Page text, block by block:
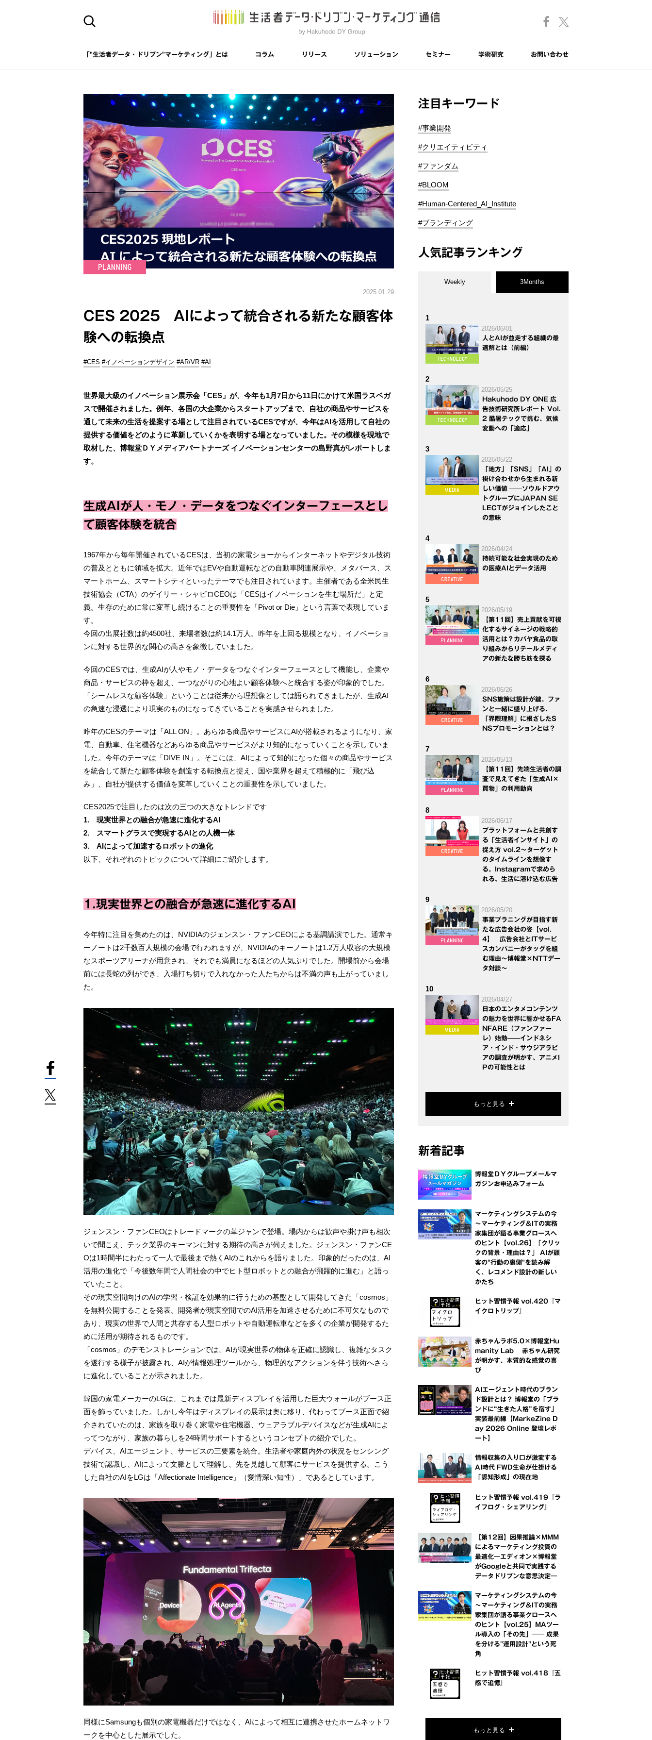
「"生活者データ・ドリブン"マーケティング」とは コラム リリース ソリューション セミナー 学術研究 お問い合わせ
2025.01.29
CES 2025 AIによって統合される新たな顧客体
験への転換点
#CES #イノベーションデザイン #AR/VR #AI
世界最大級のイノベーション展示会「CES」が、今年も1月7日から11日にかけて米国ラスベガ
スで開催されました。例年、各国の大企業からスタートアップまで、自社の商品やサービスを
通して未来の生活を提案する場として注目されているCESですが、今年はAIを活用して自社の
提供する価値をどのように革新していくかを表明する場となっていました。その模様を現地で
取材した、博報堂ＤＹメディアパートナーズ イノベーションセンターの島野真がレポートしま
す。
生成AIが人・モノ・データをつなぐインターフェースとし
て顧客体験を統合
1967年から毎年開催されているCESは、当初の家電ショーからインターネットやデジタル技術
の普及とともに領域を拡大。近年ではEVや自動運転などの自動車関連展示や、メタバース、ス
マートホーム、スマートシティといったテーマでも注目されています。主催者である全米民生
技術協会（CTA）のゲイリー・シャピロCEOは「CESはイノベーションを生む場所だ」と定
義。生存のために常に変革し続けることの重要性を「Pivot or Die」という言葉で表現していま
す。
今回の出展社数は約4500社、来場者数は約14.1万人。昨年を上回る規模となり、イノベーショ
ンに対する世界的な関心の高さを象徴していました。
今回のCESでは、生成AIが人やモノ・データをつなぐインターフェースとして機能し、企業や
商品・サービスの枠を超え、一つながりの心地よい顧客体験へと統合する姿が印象的でした。
「シームレスな顧客体験」ということは従来から理想像としては語られてきましたが、生成AI
の急速な浸透により現実のものになってきていることを実感させられました。
昨年のCESのテーマは「ALL ON」。あらゆる商品やサービスにAIが搭載されるようになり、家
電、自動車、住宅機器などあらゆる商品やサービスがより知的になっていくことを示していま
した。今年のテーマは「DIVE IN」。そこには、AIによって知的になった個々の商品やサービス
を統合して新たな顧客体験を創造する転換点と捉え、国や業界を超えて積極的に「飛び込
み」、自社が提供する価値を変革していくことの重要性を示していました。
CES2025で注目したのは次の三つの大きなトレンドです
1. 現実世界との融合が急速に進化するAI
2. スマートグラスで実現するAIとの人機一体
3. AIによって加速するロボットの進化
以下、それぞれのトピックについて詳細にご紹介します。
1.現実世界との融合が急速に進化するAI
今年特に注目を集めたのは、NVIDIAのジェンスン・ファンCEOによる基調講演でした。通常キ
ーノートは2千数百人規模の会場で行われますが、NVIDIAのキーノートは1.2万人収容の大規模
なスポーツアリーナが用意され、それでも満員になるほどの人気ぶりでした。開場前から会場
前には長蛇の列ができ、入場打ち切りで入れなかった人たちからは不満の声も上がっていまし
た。
ジェンスン・ファンCEOはトレードマークの革ジャンで登場。場内からは歓声や掛け声も相次
いで聞こえ、テック業界のキーマンに対する期待の高さが伺えました。ジェンスン・ファンCE
Oは1時間半にわたって一人で最後まで熱くAIのこれからを語りました。印象的だったのは、AI
活用の進化で「今後数年間で人間社会の中でヒト型ロボットとの融合が飛躍的に進む」と語っ
ていたこと。
その現実空間向けのAIの学習・検証を効果的に行うための基盤として開発してきた「cosmos」
を無料公開することを発表。開発者が現実空間でのAI活用を加速させるために不可欠なもので
あり、現実の世界で人間と共存する人型ロボットや自動運転車などを多くの企業が開発するた
めに活用が期待されるものです。
「cosmos」のデモンストレーションでは、AIが現実世界の物体を正確に認識し、複雑なタスク
を遂行する様子が披露され、AIが情報処理ツールから、物理的なアクションを伴う技術へさら
に進化していることが示されました。
韓国の家電メーカーのLGは、これまでは最新ディスプレイを活用した巨大ウォールがブース正
面を飾っていました。しかし今年はディスプレイの展示は奥に移り、代わってブース正面で紹
介されていたのは、家族を取り巻く家電や住宅機器、ウェアラブルデバイスなどが生成AIによ
ってつながり、家族の暮らしを24時間サポートするというコンセプトの紹介でした。
デバイス、AIエージェント、サービスの三要素を統合。生活者や家庭内外の状況をセンシング
技術で認識し、AIによって文脈として理解し、先を見越して顧客にサービスを提供する。こう
した自社のAIをLGは「Affectionate Intelligence」（愛情深い知性）」であるとしています。
同様にSamsungも個別の家電機器だけではなく、AIによって相互に連携させたホームネットワ
ークを中心とした展示でした。
注目キーワード
#事業開発
#クリエイティビティ
#ファンダム
#BLOOM
#Human-Centered_AI_Institute
#ブランディング
人気記事ランキング
Weekly 3Months
1
2026/06/01
人とAIが並走する組織の最
適解とは（前編）
2
2026/05/25
Hakuhodo DY ONE 広
告技術研究所レポート Vol.
2 酷暑テックで挑む、気候
変動への「適応」
3
2026/05/22
「地方」「SNS」「AI」の
掛け合わせから生まれる新
しい価値 ──ソウルドアウ
トグループにJAPAN SE
LECTがジョインしたこと
の意味
4
2026/04/24
持続可能な社会実現のため
の医療AIとデータ活用
5
2026/05/19
【第11回】売上貢献を可視
化するサイネージの戦略的
活用とは？カバヤ食品の取
り組みからリテールメディ
アの新たな勝ち筋を探る
6
2026/06/26
SNS施策は設計が鍵。ファ
ンと一緒に盛り上げる、
「界隈理解」に根ざしたS
NSプロモーションとは？
7
2026/05/13
【第11回】先端生活者の調
査で見えてきた「生成AI×
買物」の利用動向
8
2026/06/17
プラットフォームと共創す
る「生活者インサイト」の
捉え方 vol.2～ターゲット
のタイムラインを想像す
る。Instagramで求めら
れる、生活に溶け込む広告
9
2026/05/20
事業プラニングが目指す新
たな広告会社の姿【vol.
4】 広告会社とITサービ
スカンパニーがタッグを組
む理由～博報堂×NTTデー
タ対談～
10
2026/04/27
日本のエンタメコンテンツ
の魅力を世界に響かせるFA
NFARE（ファンファー
レ）始動——インドネシ
ア・インド・サウジアラビ
アの調査が明かす、アニメI
Pの可能性とは
もっと見る
新着記事
博報堂ＤＹグループメールマ
ガジンお申込みフォーム
マーケティングシステムの今
～マーケティング＆ITの実務
家集団が語る事業グロースへ
のヒント【vol.26】「クリッ
クの背景・理由は？」 AIが顧
客の"行動の裏側"を読み解
く、レコメンド設計の新しい
かたち
ヒット習慣予報 vol.420『マ
イクロトリップ』
赤ちゃんラボ5.0×博報堂Hu
manity Lab 赤ちゃん研究
が明かす、本質的な感覚の喜
び
AIエージェント時代のブラン
ド設計とは？ 博報堂の「ブラ
ンドに“生きた人格”を宿す」
実装最前線【MarkeZine D
ay 2026 Online 登壇レポ
ート】
情報収集の入り口が激変する
AI時代 FWD生命が仕掛ける
「認知形成」の現在地
ヒット習慣予報 vol.419『ラ
イフログ・シェアリング』
【第12回】因果推論×MMM
によるマーケティング投資の
最適化―エディオン×博報堂
がGoogleと共同で実践する
データドリブンな意思決定―
マーケティングシステムの今
～マーケティング＆ITの実務
家集団が語る事業グロースへ
のヒント【vol.25】MAツー
ル導入の「その先」── 成果
を分ける"運用設計"という死
角
ヒット習慣予報 vol.418『五
感で追憶』
もっと見る